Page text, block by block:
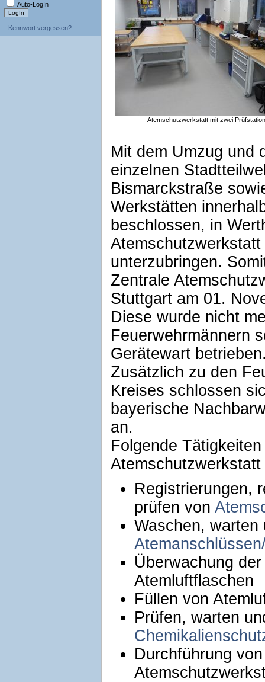
Auto-LogIn
- Kennwort vergessen?
Atemschutzwerkstatt mit zwei
Mit dem Umzug und
einzelnen
Bismarckstraße
Werkstätten
beschlossen, in
unterzubringen.
Zentrale
Stuttgart am 01.
Diese wurde nicht
Feuerwehrmännern
Gerätewart
Zusätzlich zu den
Kreises schlossen
bayerische
an.
Folgende
Registrierungen,
prüfen von
Waschen, warten
Überwachung
Atemluftflaschen
Füllen von
Prüfen, warten
Durchführung